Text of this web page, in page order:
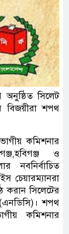
অনুষ্ঠিত সিলেট
বিজয়ীরা শপথ
কমিশনার
ও
নবনির্বাচিত
চেয়ারম্যানরা
সিলেটের
শপথ
কমিশনার